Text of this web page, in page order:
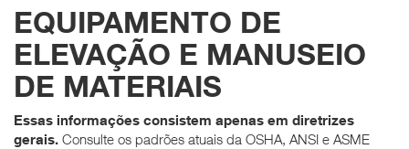
EQUIPAMENTO DE
ELEVAÇÃO E MANUSEIO
DE MATERIAIS
Essas informações consistem apenas em diretrizes
gerais. Consulte os padrões atuais da OSHA, ANSI e ASME